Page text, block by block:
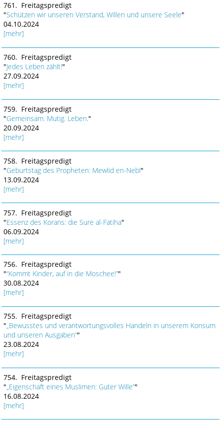
761. Freitagspredigt
"Schützen wir unseren Verstand, Willen und unsere Seele"
04.10.2024
[mehr]
760. Freitagspredigt
"Jedes Leben zählt!"
27.09.2024
[mehr]
759. Freitagspredigt
"Gemeinsam. Mutig. Leben."
20.09.2024
[mehr]
758. Freitagspredigt
"Geburtstag des Propheten: Mewlid en-Nebī"
13.09.2024
[mehr]
757. Freitagspredigt
"Essenz des Korans: die Sure al-Fatiha"
06.09.2024
[mehr]
756. Freitagspredigt
"“Kommt Kinder, auf in die Moschee!”"
30.08.2024
[mehr]
755. Freitagspredigt
"„Bewusstes und verantwortungsvolles Handeln in unserem Konsum
und unseren Ausgaben“"
23.08.2024
[mehr]
754. Freitagspredigt
"„Eigenschaft eines Muslimen: Guter Wille”"
16.08.2024
[mehr]